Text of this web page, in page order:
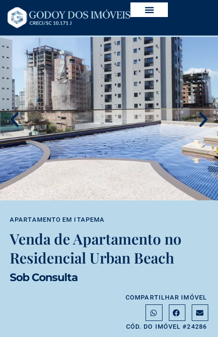
APARTAMENTO EM ITAPEMA
Venda de Apartamento no
Residencial Urban Beach
Sob Consulta
COMPARTILHAR IMÓVEL
CÓD. DO IMÓVEL #24286